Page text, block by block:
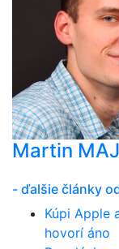
Martin
- ďalšie články
Kúpi Apple
hovorí áno